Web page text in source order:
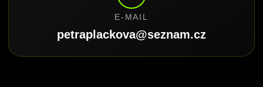
E-MAIL
petraplackova@seznam.cz